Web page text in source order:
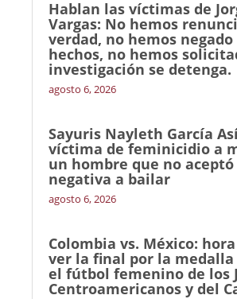
Hablan las víctimas de
Vargas: No hemos
verdad, no hemos negado
hechos, no hemos
investigación se detenga.
agosto 6, 2026
Sayuris Nayleth García
víctima de feminicidio a
un hombre que no aceptó
negativa a bailar
agosto 6, 2026
Colombia vs. México:
ver la final por la medalla
el fútbol femenino de los
Centroamericanos y del